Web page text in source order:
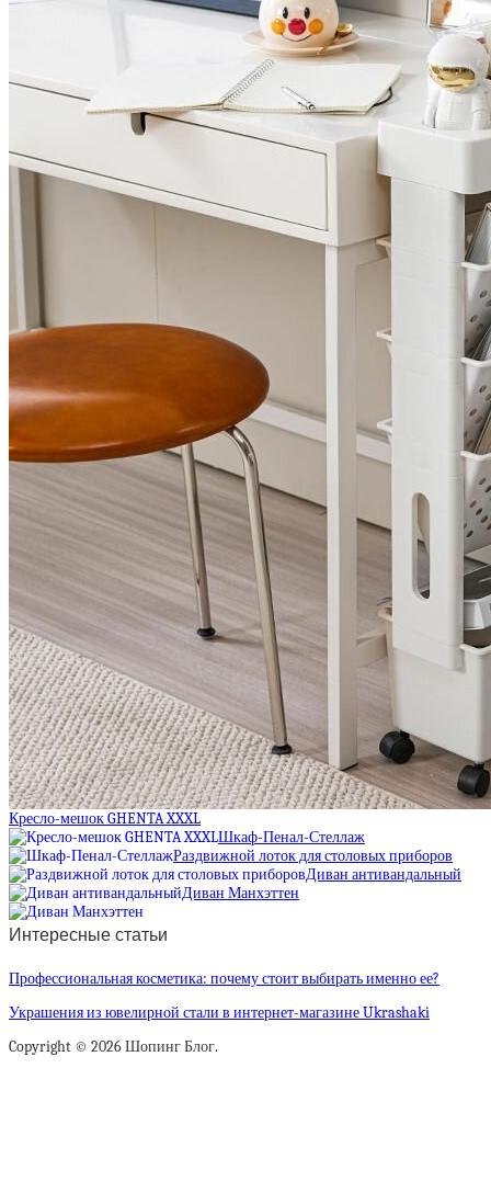
Кресло-мешок GHENTA XXXL
Шкаф-Пенал-Стеллаж
Раздвижной лоток для столовых приборов
Диван антивандальный
Диван Манхэттен
Интересные статьи
Профессиональная косметика: почему стоит выбирать именно ее?
Украшения из ювелирной стали в интернет-магазине Ukrashaki
Copyright © 2026 Шопинг Блог.